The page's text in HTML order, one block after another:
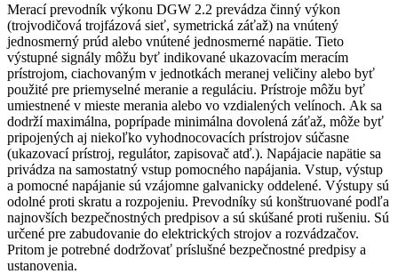
Merací prevodník výkonu DGW 2.2 prevádza činný výkon
(trojvodičová trojfázová sieť, symetrická záťaž) na vnútený
jednosmerný prúd alebo vnútené jednosmerné napätie. Tieto
výstupné signály môžu byť indikované ukazovacím meracím
prístrojom, ciachovaným v jednotkách meranej veličiny alebo byť
použité pre priemyselné meranie a reguláciu. Prístroje môžu byť
umiestnené v mieste merania alebo vo vzdialených velínoch. Ak sa
dodrží maximálna, poprípade minimálna dovolená záťaž, môže byť
pripojených aj niekoľko vyhodnocovacích prístrojov súčasne
(ukazovací prístroj, regulátor, zapisovač atď.). Napájacie napätie sa
privádza na samostatný vstup pomocného napájania. Vstup, výstup
a pomocné napájanie sú vzájomne galvanicky oddelené. Výstupy sú
odolné proti skratu a rozpojeniu. Prevodníky sú konštruované podľa
najnovších bezpečnostných predpisov a sú skúšané proti rušeniu. Sú
určené pre zabudovanie do elektrických strojov a rozvádzačov.
Pritom je potrebné dodržovať príslušné bezpečnostné predpisy a
ustanovenia.